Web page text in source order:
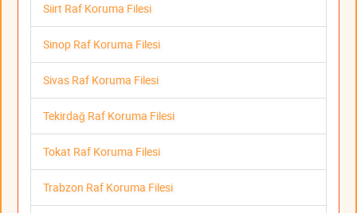
Siirt Raf Koruma Filesi
Sinop Raf Koruma Filesi
Sivas Raf Koruma Filesi
Tekirdağ Raf Koruma Filesi
Tokat Raf Koruma Filesi
Trabzon Raf Koruma Filesi